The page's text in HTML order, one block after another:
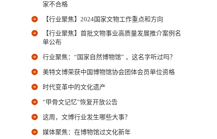
家不合格
【行业聚焦】2024国家文物工作重点和方向
【行业聚焦】首批文物事业高质量发展推介案例名
单公布
行业聚焦：“国家自然博物馆” ，这名字听过吗？
美特文博荣获中国博物馆协会团体会员单位资格
时代变革中的文化遗产
“甲骨文记忆”恢复开放公告
这周，文博行业发生哪些大事？
媒体聚焦：在博物馆过文化新年